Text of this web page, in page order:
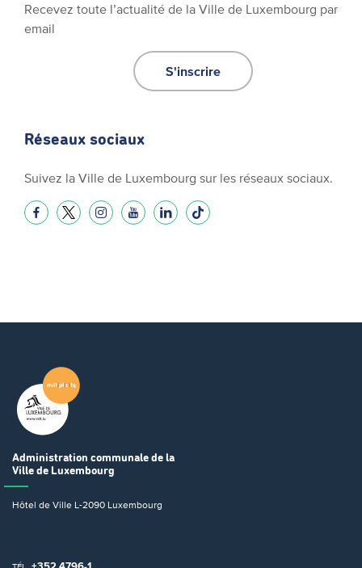
Recevez toute l’actualité de la Ville de Luxembourg par
email
S'inscrire
Réseaux sociaux
Suivez la Ville de Luxembourg sur les réseaux sociaux.
Administration communale de la
Ville de Luxembourg
Hôtel de Ville L-2090 Luxembourg